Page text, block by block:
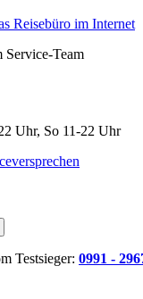
Service-Team
Uhr, So 11-22 Uhr
Testsieger: 0991 -